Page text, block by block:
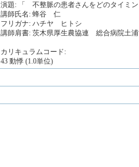
演題: 「 不整脈の患者さんをどのタイミ
講師氏名: 蜂谷 仁
フリガナ: ハチヤ ヒトシ
講師肩書: 茨木県厚生農協連 総合病院土
カリキュラムコード:
43 動悸 (1.0単位)